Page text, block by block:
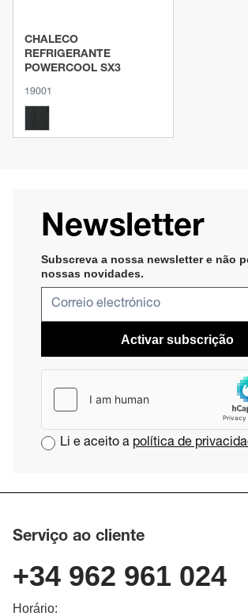
CHALECO
REFRIGERANTE
POWERCOOL SX3
19001
Newsletter
Subscreva a nossa newsletter e não
nossas novidades​.
Activar subscrição
Li e aceito a política de
Serviço ao cliente
+34 962 961 024
Horário: